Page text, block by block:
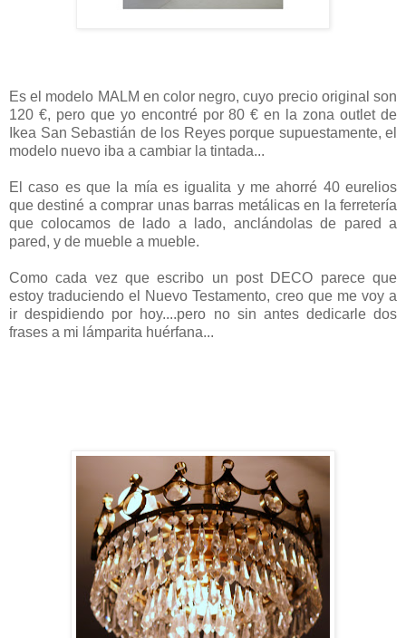
Es el modelo MALM en color negro, cuyo precio original son
120 €, pero que yo encontré por 80 € en la zona outlet de
Ikea San Sebastián de los Reyes porque supuestamente, el
modelo nuevo iba a cambiar la tintada...
El caso es que la mía es igualita y me ahorré 40 eurelios
que destiné a comprar unas barras metálicas en la ferretería
que colocamos de lado a lado, anclándolas de pared a
pared, y de mueble a mueble.
Como cada vez que escribo un post DECO parece que
estoy traduciendo el Nuevo Testamento, creo que me voy a
ir despidiendo por hoy....pero no sin antes dedicarle dos
frases a mi lámparita huérfana...